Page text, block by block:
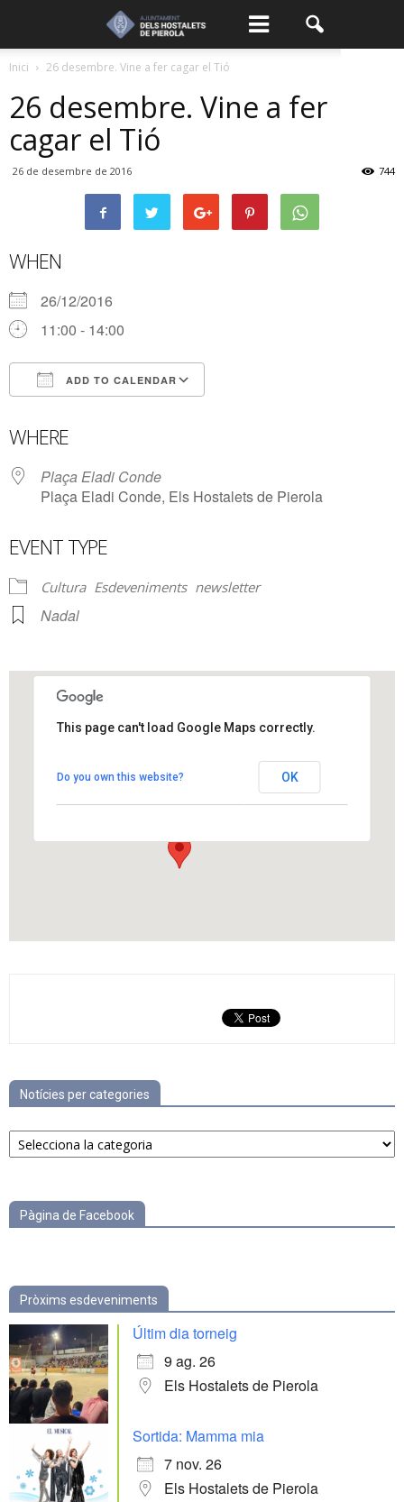
Inici 26 desembre. Vine a fer cagar el Tió
26 desembre. Vine a fer
cagar el Tió
26 de desembre de 2016 744
WHEN
26/12/2016
11:00 - 14:00
ADD TO CALENDAR
WHERE
Plaça Eladi Conde
Plaça Eladi Conde, Els Hostalets de Pierola
EVENT TYPE
Cultura Esdeveniments newsletter
Nadal
Plaça Eladi Conde - Els Hostalets de Pierola
View Events
This page can't load Google Maps correctly.
Do you own this website? OK
Notícies per categories
Notícies
per
Pàgina de Facebook
Pròxims esdeveniments
Últim dia torneig
9 ag. 26
Els Hostalets de Pierola
Sortida: Mamma mia
7 nov. 26
Els Hostalets de Pierola